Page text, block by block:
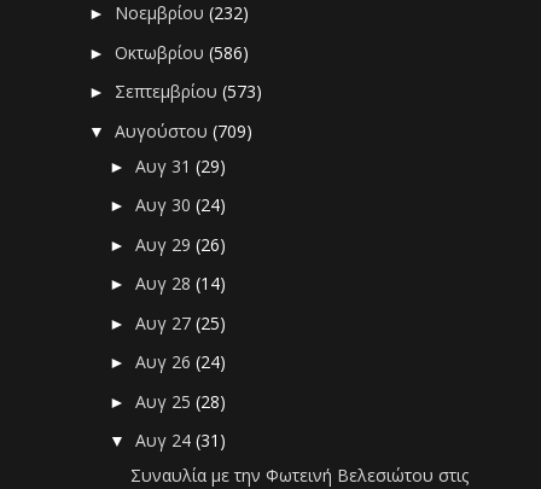
► Νοεμβρίου(232)
►Οκτωβρίου(586)
► Σεπτεμβρίου(573)
▼Αυγούστου(709)
►Αυγ 31(29)
►Αυγ 30(24)
►Αυγ 29(26)
►Αυγ 28(14)
►Αυγ 27(25)
►Αυγ 26(24)
►Αυγ 25(28)
▼Αυγ 24(31)
Συναυλία με την Φωτεινή Βελεσιώτου στις